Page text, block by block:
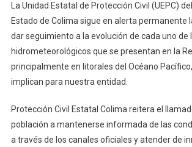
La Unidad Estatal de Protección Civil (UEPC)
Estado de Colima sigue en alerta permanente
dar seguimiento a la evolución de cada uno
hidrometeorológicos que se presentan en la
principalmente en litorales del Océano
implican para nuestra entidad.
Protección Civil Estatal Colima reitera el
población a mantenerse informada de las
a través de los canales oficiales y atender de